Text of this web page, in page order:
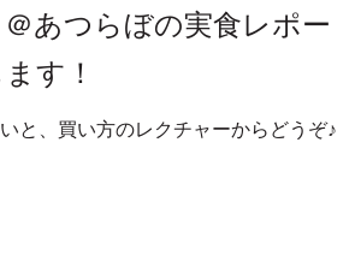
本厚木駅からは東口ならびに南口、どちらからでも徒歩1分ほどです。ホテ
に立ってみると…むむ！？あ！ありましたーーーー！！ラム火鍋 生ラム専
あつらぼの実食レポー
す！
と、買い方のレクチャーからどうぞ♪